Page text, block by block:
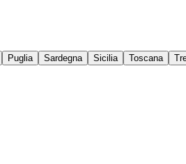
Puglia Sardegna Sicilia Toscana